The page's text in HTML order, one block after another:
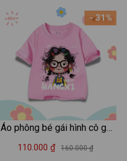
- 31%
Áo phông bé gái hình cô gái
Hangxi Hottrend - Loza Kids
110.000 ₫ 160.000 ₫